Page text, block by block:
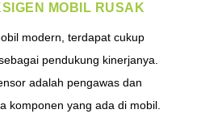
MOBIL RUSAK
modern, terdapat cukup
pendukung kinerjanya.
adalah pengawas dan
komponen yang ada di mobil.